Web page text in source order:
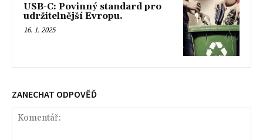
USB-C: Povinný standard pro
udržitelnější Evropu.
16. 1. 2025
ZANECHAT ODPOVĚĎ